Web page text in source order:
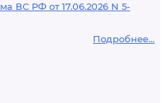
ВС РФ от 17.06.2026 N 5-
Подробнее...